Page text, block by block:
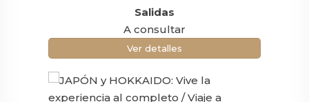
Salidas
A consultar
Ver detalles